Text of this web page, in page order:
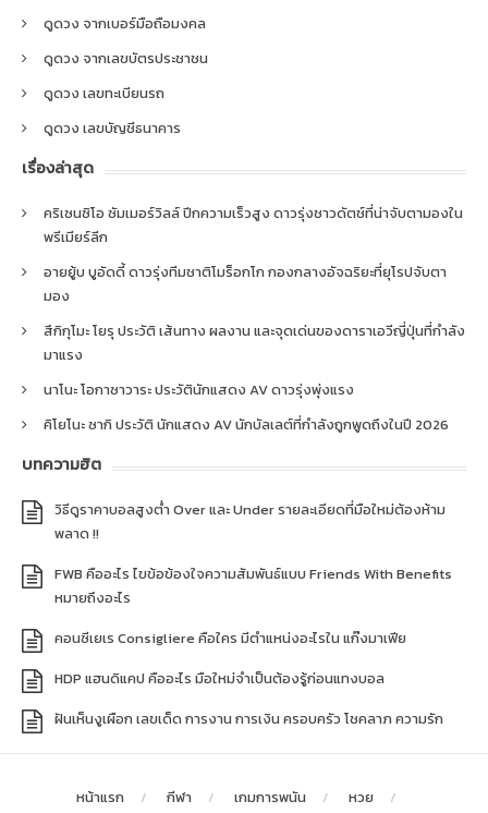
ดูดวง จากเบอร์มือถือมงคล
ดูดวง จากเลขบัตรประชาชน
ดูดวง เลขทะเบียนรถ
ดูดวง เลขบัญชีธนาคาร
เรื่องล่าสุด
คริเซนซิโอ ซัมเมอร์วิลล์ ปีกความเร็วสูง ดาวรุ่งชาวดัตช์ที่น่าจับตามองใน
พรีเมียร์ลีก
อายยู้บ บูอัดดี้ ดาวรุ่งทีมชาติโมร็อกโก กองกลางอัจฉริยะที่ยุโรปจับตา
มอง
สึกิกุโมะ โยรุ ประวัติ เส้นทาง ผลงาน และจุดเด่นของดาราเอวีญี่ปุ่นที่กำลัง
มาแรง
นาโนะ โอกาซาวาระ ประวัตินักแสดง AV ดาวรุ่งพุ่งแรง
คิโยโนะ ซากิ ประวัติ นักแสดง AV นักบัลเลต์ที่กำลังถูกพูดถึงในปี 2026
บทความฮิต
วิธีดูราคาบอลสูงต่ำ Over และ Under รายละเอียดที่มือใหม่ต้องห้าม
พลาด !!
FWB คืออะไร ไขข้อข้องใจความสัมพันธ์แบบ Friends With Benefits
หมายถึงอะไร
คอนซีเยเร Consigliere คือใคร มีตำแหน่งอะไรใน แก๊งมาเฟีย
HDP แฮนดิแคป คืออะไร มือใหม่จำเป็นต้องรู้ก่อนแทงบอล
ฝันเห็นงูเผือก เลขเด็ด การงาน การเงิน ครอบครัว โชคลาภ ความรัก
หน้าแรก กีฬา เกมการพนัน หวย